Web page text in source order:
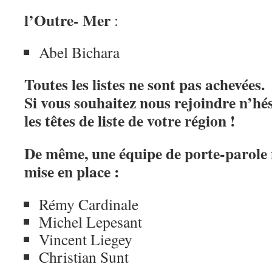
l’Outre- Mer :
Abel Bichara
Toutes les listes ne sont pas achevées.
Si vous souhaitez nous rejoindre
les têtes de liste de votre région !
De même, une équipe de porte-
mise en place :
Rémy Cardinale
Michel Lepesant
Vincent Liegey
Christian Sunt